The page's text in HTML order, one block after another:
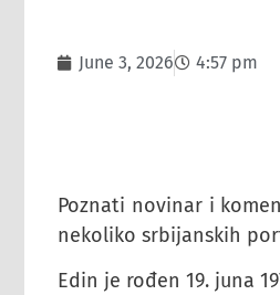
June 3, 2026 4:57 pm
Poznati novinar i
nekoliko srbijanskih
Edin je rođen 19. juna